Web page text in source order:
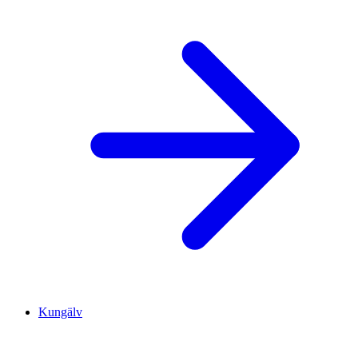
Kungälv